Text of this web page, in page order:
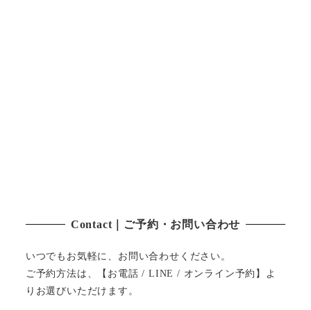
Contact｜ご予約・お問い合わせ
いつでもお気軽に、お問い合わせください。
ご予約方法は、【お電話 / LINE / オンライン予約】よ
りお選びいただけます。